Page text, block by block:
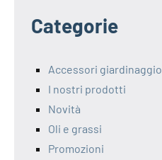
Categorie
Accessori giardinaggio
I nostri prodotti
Novità
Oli e grassi
Promozioni